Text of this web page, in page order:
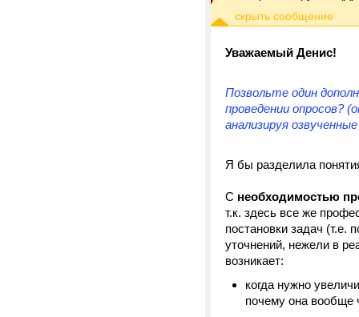
Уважаемый Денис!
Позвольте один
проведении опросов?
анализируя
Я бы разделила
С необходимостью
т.к. здесь все же
постановки задач
уточнений, нежели в
возникает:
когда нужно
почему она вообще